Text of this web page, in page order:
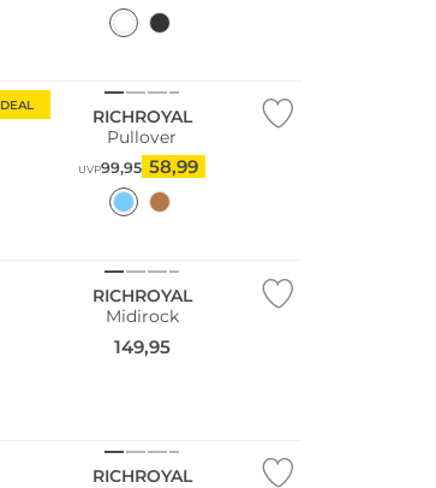
DEAL
RICHROYAL
Pullover
UVP99,95 58,99
RICHROYAL
Midirock
149,95
RICHROYAL